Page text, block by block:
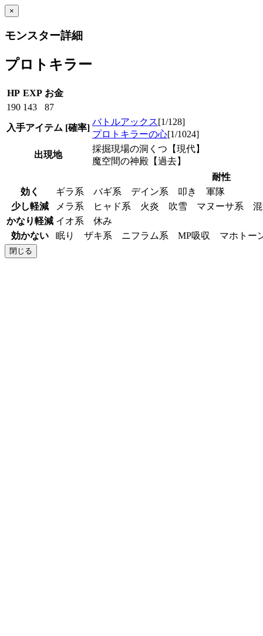
×
モンスター詳細
プロトキラー
HP EXP お金
190 143 87
入手アイテム [確率]
バトルアックス[1/128]
プロトキラーの心[1/1024]
出現地
採掘現場の洞くつ【現代】
魔空間の神殿【過去】
耐性
効く
ギラ系 バギ系 デイン系 叩き 軍隊
少し軽減
メラ系 ヒャド系 火炎 吹雪 マヌーサ系
かなり軽減 イオ系 休み
効かない
眠り ザキ系 ニフラム系 MP吸収 マホト
閉じる